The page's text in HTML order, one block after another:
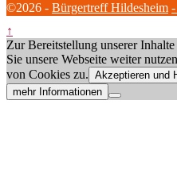
©2026 - Bürgertreff Hildesheim -
↑
Zur Bereitstellung unserer
Sie unsere Webseite weiter
von Cookies zu. Akzeptieren und
mehr Informationen